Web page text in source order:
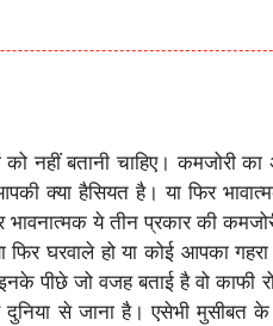
नहीं बतानी चाहिए। कमजोरी
क्या हैसियत है। या फिर
ये तीन प्रकार की
फिर घरवाले हो या कोई आपका
पीछे जो वजह बताई है वो काफी
से जाना है। एसेभी मुसीबत